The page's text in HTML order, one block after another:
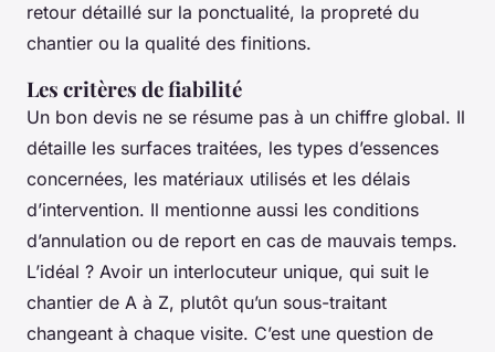
retour détaillé sur la ponctualité, la propreté du
chantier ou la qualité des finitions.
Les critères de fiabilité
Un bon devis ne se résume pas à un chiffre global. Il
détaille les surfaces traitées, les types d’essences
concernées, les matériaux utilisés et les délais
d’intervention. Il mentionne aussi les conditions
d’annulation ou de report en cas de mauvais temps.
L’idéal ? Avoir un interlocuteur unique, qui suit le
chantier de A à Z, plutôt qu’un sous-traitant
changeant à chaque visite. C’est une question de